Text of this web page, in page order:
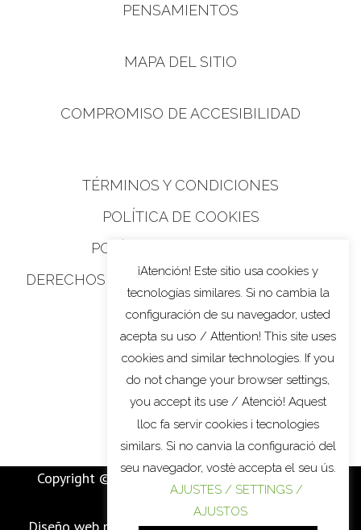
PENSAMIENTOS
MAPA DEL SITIO
COMPROMISO DE ACCESIBILIDAD
TÉRMINOS Y CONDICIONES
POLÍTICA DE COOKIES
POLÍTICA DE PRIVACIDAD
DERECHOS DE PRIVACIDAD DE CALIFORNIA
Copyright © 2022MARTÍ BATALLA. All Rights
Reserved.
Diseño web por / Webdesign by / disseny web per
¡Atención! Este sitio usa cookies y
tecnologías similares. Si no cambia la
configuración de su navegador, usted
acepta su uso / Attention! This site uses
cookies and similar technologies. If you
do not change your browser settings,
you accept its use / Atenció! Aquest
lloc fa servir cookies i tecnologies
similars. Si no canvia la configuració del
seu navegador, vostè accepta el seu ús.
AJUSTES / SETTINGS /
AJUSTOS